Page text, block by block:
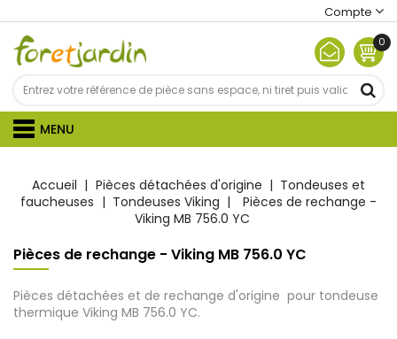
Compte
0
MENU
Accueil Pièces détachées d'origine
Tondeuses et
faucheuses
Tondeuses Viking
Pièces de rechange -
Viking MB 756.0 YC
Pièces de rechange - Viking MB 756.0 YC
Pièces détachées et de rechange d'origine pour tondeuse
thermique Viking MB 756.0 YC.